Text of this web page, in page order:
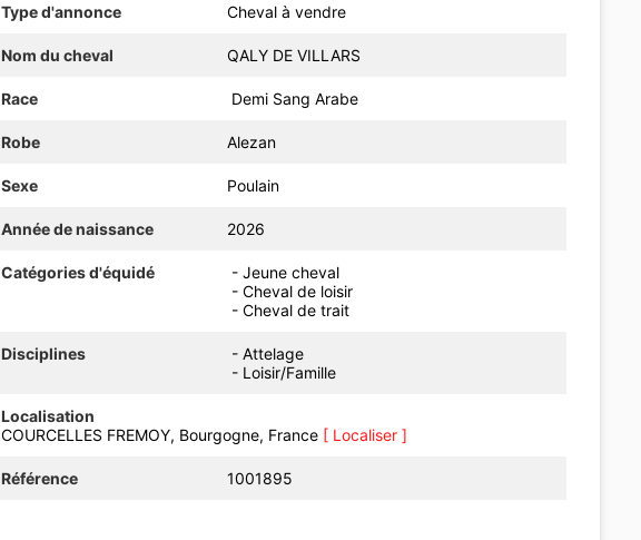
Type d'annonce Cheval à vendre
Nom du cheval QALY DE VILLARS
Race Demi Sang Arabe
Robe Alezan
Sexe Poulain
Année de naissance 2026
Catégories d'équidé
- Jeune cheval
- Cheval de loisir
- Cheval de trait
Disciplines
- Attelage
- Loisir/Famille
Localisation
COURCELLES FREMOY, Bourgogne, France [ Localiser ]
Référence 1001895